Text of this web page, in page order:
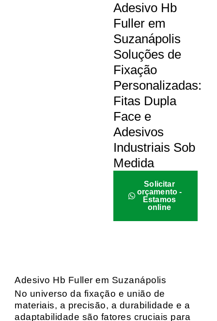
Adesivo Hb
Fuller em
Suzanápolis
Soluções de
Fixação
Personalizadas:
Fitas Dupla
Face e
Adesivos
Industriais Sob
Medida
Solicitar
orçamento -
Estamos
online
Adesivo Hb Fuller em Suzanápolis
No universo da fixação e união de
materiais, a precisão, a durabilidade e a
adaptabilidade são fatores cruciais para